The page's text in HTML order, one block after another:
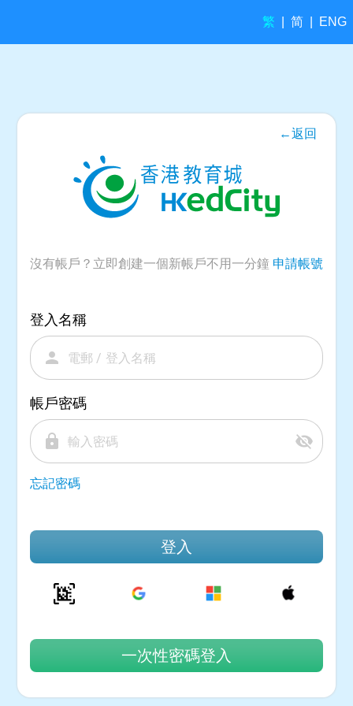
繁 简 ENG
←返回
沒有帳戶？立即創建一個新帳戶不用一分鐘 申請帳號
登入名稱
person
帳戶密碼
lock visibility_off
忘記密碼